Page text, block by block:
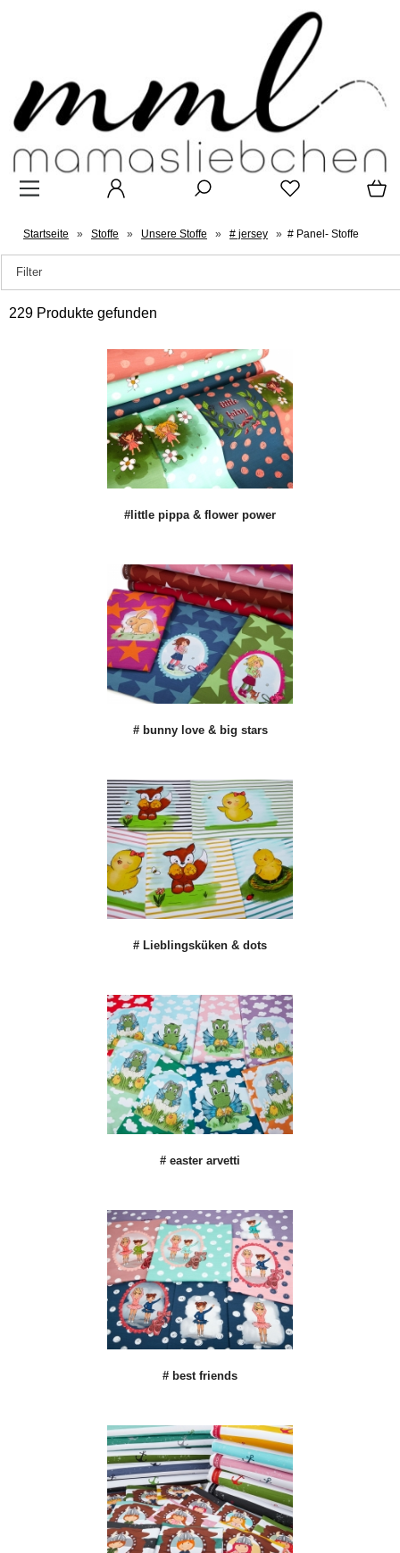
Startseite » Stoffe » Unsere Stoffe » # jersey » # Panel- Stoffe
Filter
229 Produkte gefunden
#little pippa & flower power
# bunny love & big stars
# Lieblingsküken & dots
# easter arvetti
# best friends